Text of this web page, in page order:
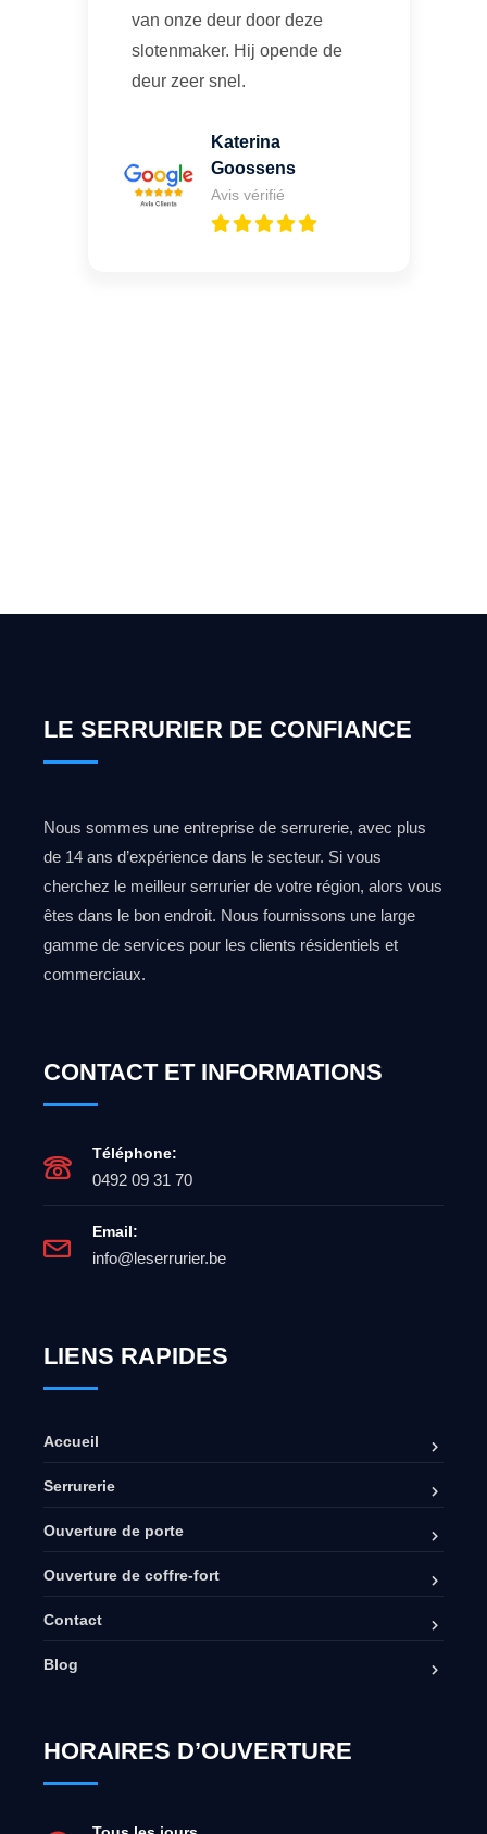
van onze deur door deze
slotenmaker. Hij opende de
deur zeer snel.
Katerina
Goossens
Avis vérifié
LE SERRURIER DE CONFIANCE
Nous sommes une entreprise de serrurerie, avec plus
de 14 ans d’expérience dans le secteur. Si vous
cherchez le meilleur serrurier de votre région, alors vous
êtes dans le bon endroit. Nous fournissons une large
gamme de services pour les clients résidentiels et
commerciaux.
CONTACT ET INFORMATIONS
Téléphone:
0492 09 31 70
Email:
info@leserrurier.be
LIENS RAPIDES
Accueil
Serrurerie
Ouverture de porte
Ouverture de coffre-fort
Contact
Blog
HORAIRES D’OUVERTURE